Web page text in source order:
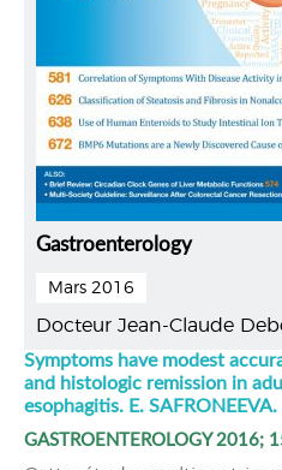
Gastroenterology
Mars 2016
Docteur Jean-Claude
Symptoms have modest
and histologic remission in
esophagitis. E. SAFRONEEVA.
GASTROENTEROLOGY 2016;